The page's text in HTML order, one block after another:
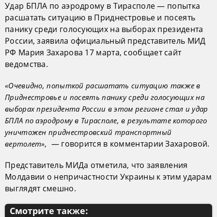
Удар БПЛА по аэродрому в Тирасполе — попытка
расшатать ситуацию в Приднестровье и посеять
панику среди голосующих на выборах президента
России, заявила официальный представитель МИД
РФ Мария Захарова 17 марта, сообщает сайт
ведомства.
«Очевидно, попыткой расшатать ситуацию также в
Приднестровье и посеять панику среди голосующих на
выборах президента России в этом регионе стал и удар
БПЛА по аэродрому в Тирасполе, в результате которого
уничтожен приднестровский транспортный
вертолет», — говорится в комментарии Захаровой.
Представитель МИДа отметила, что заявления
Молдавии о непричастности Украины к этим ударам
выглядят смешно.
Смотрите также: